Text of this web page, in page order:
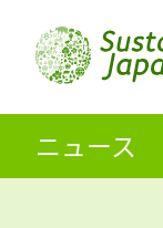
ニュース